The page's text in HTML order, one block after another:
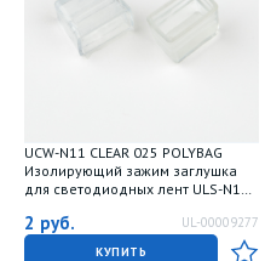
UCW-N11 CLEAR 025 POLYBAG
Изолирующий зажим заглушка
для светодиодных лент ULS-N11
прозрачный. 25 штук в пакете. TM
Uniel
2 руб. UL-00009277
КУПИТЬ